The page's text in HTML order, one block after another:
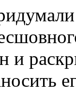
и